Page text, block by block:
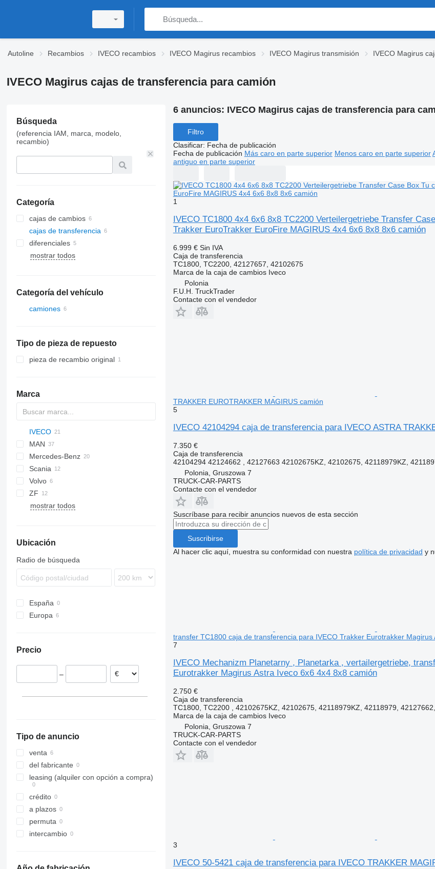
Autoline Recambios IVECO recambios IVECO Magirus recambios IVECO Magirus transmisión IVECO Magirus
IVECO Magirus cajas de transferencia para camión
Búsqueda
(referencia IAM, marca, modelo,
recambio)
Categoría
cajas de cambios
cajas de transferencia
diferenciales
mostrar todos
Categoría del vehículo
camiones
Tipo de pieza de repuesto
pieza de recambio original
Marca
X series
IVECO
Daily
EuroCargo
EuroCargo 80
EuroCargo 100
Eurofire
Eurotrakker
Magirus
Trakker
MAN
F90
L2000
LE
TGA
TGL
Mercedes-Benz
Actros
Antos
Arocs
L-series
Premium
Scania
G-series
Volvo
FMX
ZF
mostrar todos
Ubicación
Radio de búsqueda
España
Europa
Precio
–
Tipo de anuncio
venta
del fabricante
leasing (alquiler con opción a compra)
crédito
a plazos
permuta
intercambio
6 anuncios: IVECO Magirus cajas de transferencia para
Filtro
Clasificar: Fecha de publicación
Fecha de publicación Más caro en parte superior Menos caro en parte superior
antiguo en parte superior
1
IVECO TC1800 4x4 6x6 8x8 TC2200 Verteilergetriebe Transfer
Trakker EuroTrakker EuroFire MAGIRUS 4x4 6x6 8x8 8x6 camión
6.999 € Sin IVA
Caja de transferencia
TC1800, TC2200, 42127657, 42102675
Marca de la caja de cambios Iveco
Polonia
F.U.H. TruckTrader
Contacte con el vendedor
TRAKKER EUROTRAKKER MAGIRUS camión
5
IVECO 42104294 caja de transferencia para IVECO ASTRA
7.350 €
Caja de transferencia
42104294 42124662 , 42127663 42102675KZ, 42102675, 42118979KZ,
Polonia, Gruszowa 7
TRUCK-CAR-PARTS
Contacte con el vendedor
Suscríbase para recibir anuncios nuevos de esta sección
Suscribirse
Al hacer clic aquí, muestra su conformidad con nuestra política de privacidad y
transfer TC1800 caja de transferencia para IVECO Trakker Eurotrakker
7
IVECO Mechanizm Planetarny , Planetarka , vertailergetriebe,
Eurotrakker Magirus Astra Iveco 6x6 4x4 8x8 camión
2.750 €
Caja de transferencia
TC1800, TC2200 , 42102675KZ, 42102675, 42118979KZ, 42118979,
Marca de la caja de cambios Iveco
Polonia, Gruszowa 7
TRUCK-CAR-PARTS
Contacte con el vendedor
3
IVECO 50-5421 caja de transferencia para IVECO TRAKKER